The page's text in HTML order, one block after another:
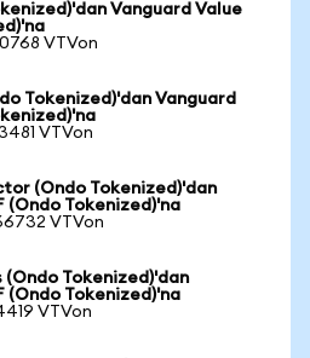
Vanguard Value
VTVon
Tokenized)'dan Vanguard
VTVon
(Ondo Tokenized)'dan
(Ondo Tokenized)'na
VTVon
Tokenized)'dan
(Ondo Tokenized)'na
VTVon